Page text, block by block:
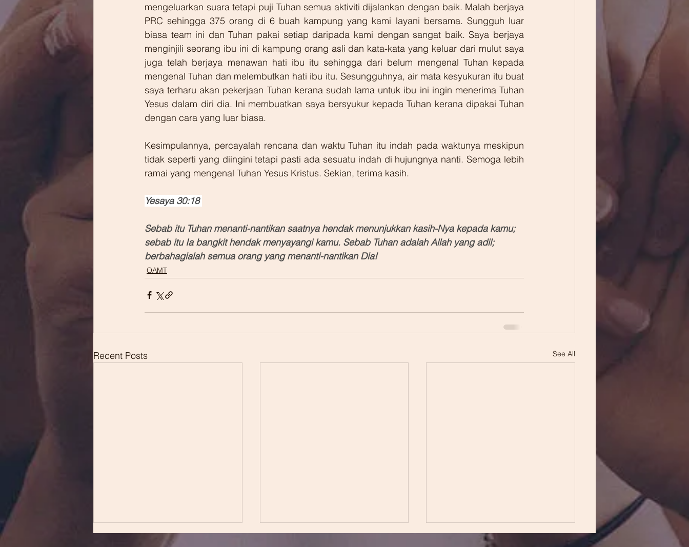
mengeluarkan suara tetapi puji Tuhan semua aktiviti dijalankan dengan baik. Malah berjaya
PRC sehingga 375 orang di 6 buah kampung yang kami layani bersama. Sungguh luar
biasa team ini dan Tuhan pakai setiap daripada kami dengan sangat baik. Saya berjaya
menginjili seorang ibu ini di kampung orang asli dan kata-kata yang keluar dari mulut saya
juga telah berjaya menawan hati ibu itu sehingga dari belum mengenal Tuhan kepada
mengenal Tuhan dan melembutkan hati ibu itu. Sesungguhnya, air mata kesyukuran itu buat
saya terharu akan pekerjaan Tuhan kerana sudah lama untuk ibu ini ingin menerima Tuhan
Yesus dalam diri dia. Ini membuatkan saya bersyukur kepada Tuhan kerana dipakai Tuhan
dengan cara yang luar biasa.
Kesimpulannya, percayalah rencana dan waktu Tuhan itu indah pada waktunya meskipun
tidak seperti yang diingini tetapi pasti ada sesuatu indah di hujungnya nanti. Semoga lebih
ramai yang mengenal Tuhan Yesus Kristus. Sekian, terima kasih.
Yesaya 30:18
Sebab itu Tuhan menanti-nantikan saatnya hendak menunjukkan kasih-Nya kepada kamu;
sebab itu Ia bangkit hendak menyayangi kamu. Sebab Tuhan adalah Allah yang adil;
berbahagialah semua orang yang menanti-nantikan Dia!
OAMT
Recent Posts See All